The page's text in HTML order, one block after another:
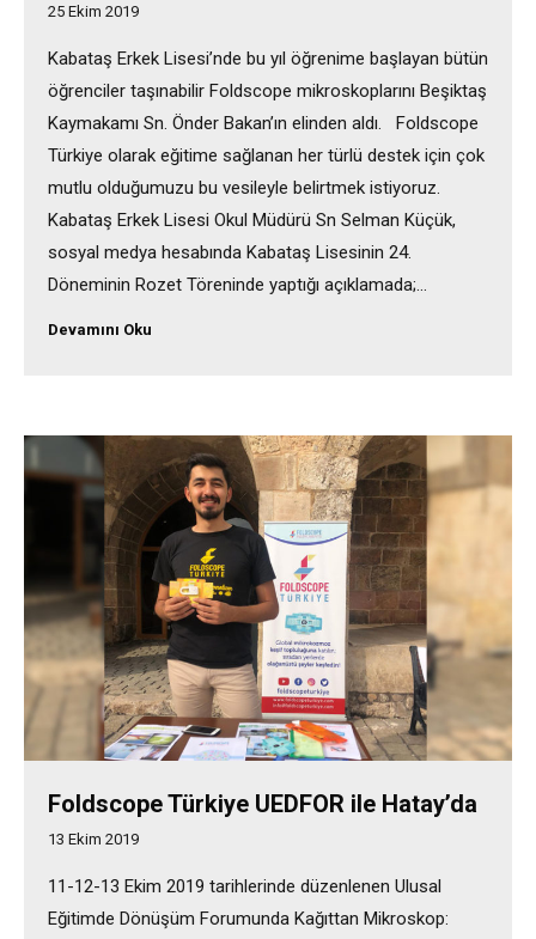
25 Ekim 2019
Kabataş Erkek Lisesi’nde bu yıl öğrenime başlayan bütün
öğrenciler taşınabilir Foldscope mikroskoplarını Beşiktaş
Kaymakamı Sn. Önder Bakan’ın elinden aldı. Foldscope
Türkiye olarak eğitime sağlanan her türlü destek için çok
mutlu olduğumuzu bu vesileyle belirtmek istiyoruz.
Kabataş Erkek Lisesi Okul Müdürü Sn Selman Küçük,
sosyal medya hesabında Kabataş Lisesinin 24.
Döneminin Rozet Töreninde yaptığı açıklamada;…
Devamını Oku
Foldscope Türkiye UEDFOR ile Hatay’da
13 Ekim 2019
11-12-13 Ekim 2019 tarihlerinde düzenlenen Ulusal
Eğitimde Dönüşüm Forumunda Kağıttan Mikroskop: